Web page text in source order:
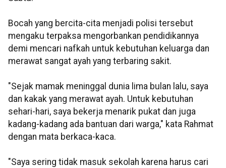
Bocah yang bercita-cita menjadi polisi tersebut
mengaku terpaksa mengorbankan pendidikannya
demi mencari nafkah untuk kebutuhan keluarga dan
merawat sangat ayah yang terbaring sakit.
"Sejak mamak meninggal dunia lima bulan lalu, saya
dan kakak yang merawat ayah. Untuk kebutuhan
sehari-hari, saya bekerja menarik pukat dan juga
kadang-kadang ada bantuan dari warga," kata Rahmat
dengan mata berkaca-kaca.
"Saya sering tidak masuk sekolah karena harus cari